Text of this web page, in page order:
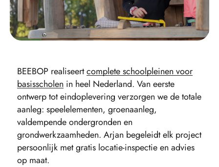
BEEBOP realiseertcomplete schoolpleinen voor
basisscholen in heel Nederland. Van eerste
ontwerp tot eindoplevering verzorgen we de totale
aanleg: speelelementen, groenaanleg,
valdempende ondergronden en
grondwerkzaamheden. Arjan begeleidt elk project
persoonlijk met gratis locatie-inspectie en advies
op maat.